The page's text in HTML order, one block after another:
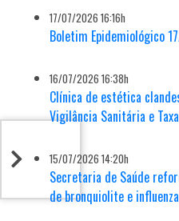
17/07/2026 16:16h
Boletim Epidemiológico
16/07/2026 16:38h
Clínica de estética
Vigilância Sanitária e
15/07/2026 14:20h
Secretaria de Saúde
de bronquiolite e